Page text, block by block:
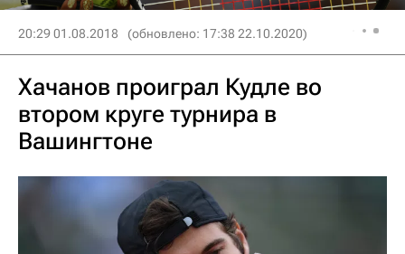
20:29 01.08.2018 (обновлено: 17:38 22.10.2020)
Хачанов проиграл Кудле во
втором круге турнира в
Вашингтоне